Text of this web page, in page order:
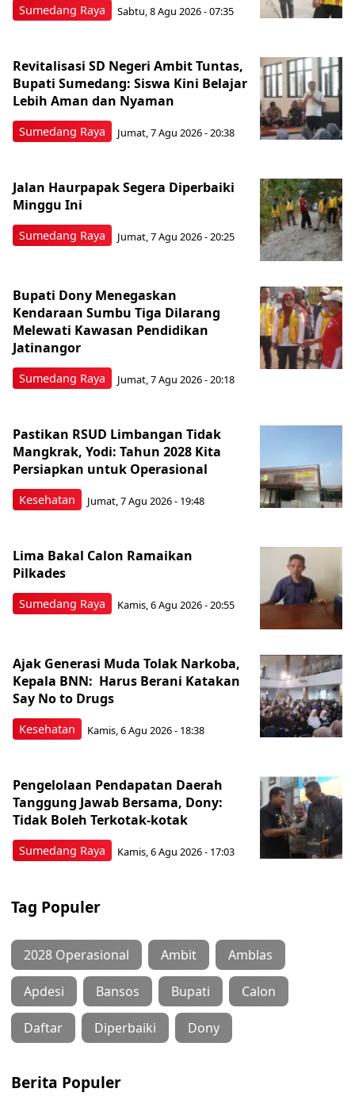
Sumedang Raya Sabtu, 8 Agu 2026 - 07:35
Sumedang Raya
Revitalisasi SD Negeri Ambit Tuntas,
Bupati Sumedang: Siswa Kini Belajar
Lebih Aman dan Nyaman
Jumat, 7 Agu 2026 - 20:38
Sumedang Raya
Jalan Haurpapak Segera Diperbaiki
Minggu Ini
Jumat, 7 Agu 2026 - 20:25
Sumedang Raya
Bupati Dony Menegaskan
Kendaraan Sumbu Tiga Dilarang
Melewati Kawasan Pendidikan
Jatinangor
Jumat, 7 Agu 2026 - 20:18
Kesehatan
Pastikan RSUD Limbangan Tidak
Mangkrak, Yodi: Tahun 2028 Kita
Persiapkan untuk Operasional
Jumat, 7 Agu 2026 - 19:48
Sumedang Raya
Lima Bakal Calon Ramaikan
Pilkades
Kamis, 6 Agu 2026 - 20:55
Kesehatan
Ajak Generasi Muda Tolak Narkoba,
Kepala BNN: Harus Berani Katakan
Say No to Drugs
Kamis, 6 Agu 2026 - 18:38
Sumedang Raya
Pengelolaan Pendapatan Daerah
Tanggung Jawab Bersama, Dony:
Tidak Boleh Terkotak-kotak
Kamis, 6 Agu 2026 - 17:03
Tag Populer
2028 Operasional Ambit Amblas
Apdesi Bansos Bupati Calon
Daftar Diperbaiki Dony
Berita Populer